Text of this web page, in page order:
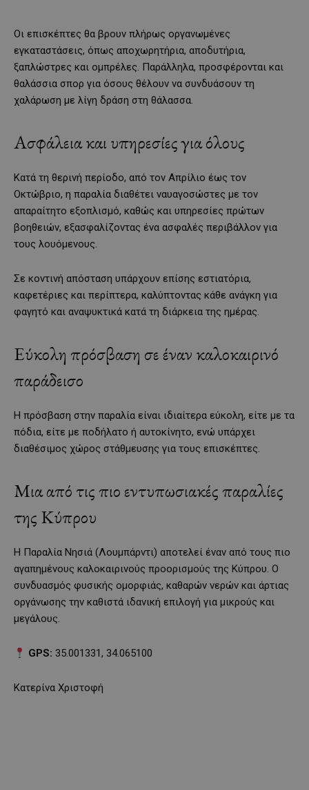
Οι επισκέπτες θα βρουν πλήρως οργανωμένες
εγκαταστάσεις, όπως αποχωρητήρια, αποδυτήρια,
ξαπλώστρες και ομπρέλες. Παράλληλα, προσφέρονται και
θαλάσσια σπορ για όσους θέλουν να συνδυάσουν τη
χαλάρωση με λίγη δράση στη θάλασσα.
Ασφάλεια και υπηρεσίες για όλους
Κατά τη θερινή περίοδο, από τον Απρίλιο έως τον
Οκτώβριο, η παραλία διαθέτει ναυαγοσώστες με τον
απαραίτητο εξοπλισμό, καθώς και υπηρεσίες πρώτων
βοηθειών, εξασφαλίζοντας ένα ασφαλές περιβάλλον για
τους λουόμενους.
Σε κοντινή απόσταση υπάρχουν επίσης εστιατόρια,
καφετέριες και περίπτερα, καλύπτοντας κάθε ανάγκη για
φαγητό και αναψυκτικά κατά τη διάρκεια της ημέρας.
Εύκολη πρόσβαση σε έναν καλοκαιρινό
παράδεισο
Η πρόσβαση στην παραλία είναι ιδιαίτερα εύκολη, είτε με τα
πόδια, είτε με ποδήλατο ή αυτοκίνητο, ενώ υπάρχει
διαθέσιμος χώρος στάθμευσης για τους επισκέπτες.
Μια από τις πιο εντυπωσιακές παραλίες
της Κύπρου
Η Παραλία Νησιά (Λουμπάρντι) αποτελεί έναν από τους πιο
αγαπημένους καλοκαιρινούς προορισμούς της Κύπρου. Ο
συνδυασμός φυσικής ομορφιάς, καθαρών νερών και άρτιας
οργάνωσης την καθιστά ιδανική επιλογή για μικρούς και
μεγάλους.
GPS: 35.001331, 34.065100
Κατερίνα Χριστοφή